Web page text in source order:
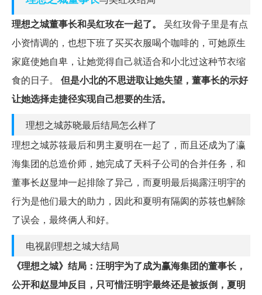
理想之城董事长和吴红玫在一起了。
吴红玫骨子里是有点
小资情调的，也想下班了买买衣服喝个咖啡的，可她原生
家庭使她自卑，让她觉得自己就适合和小北过这种节衣缩
食的日子。 但是小北的不思进取让她失望，董事长的示好
让她选择走捷径实现自己想要的生活。
理想之城苏晓最后结局怎么样了
理想之城苏筱最后和男主夏明在一起了，而且还成为了瀛
海集团的总造价师，她完成了天科子公司的合并任务，和
董事长赵显坤一起排除了异己，而夏明最后揭露汪明宇的
行为是他们最大的助力，因此和夏明有隔阂的苏筱也解除
了误会，最终俩人和好。
电视剧理想之城大结局
《理想之城》结局：汪明宇为了成为赢海集团的董事长，
公开和赵显坤反目，只可惜汪明宇最终还是被扳倒，夏明